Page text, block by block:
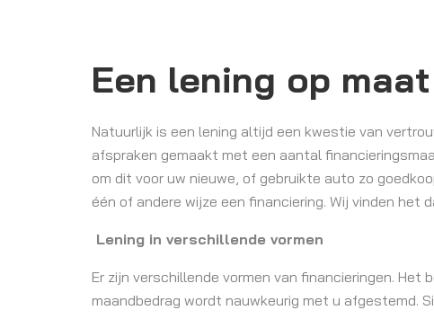
Een lening op
Natuurlijk is een lening altijd een kwestie van
afspraken gemaakt met een aantal
om dit voor uw nieuwe, of gebruikte auto zo
één of andere wijze een financiering. Wij vinden het
Lening in verschillende vormen
Er zijn verschillende vormen van financieringen.
maandbedrag wordt nauwkeurig met u afgestemd.